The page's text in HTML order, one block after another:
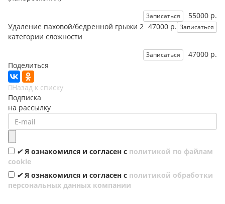
55000 р.
Записаться
Записаться
47000 р.
Удаление паховой/бедренной грыжи 2
категории сложности
47000 р.
Записаться
Поделиться
Назад к списку
Подписка
на рассылку
✔ Я ознакомился и согласен с политикой по файлам
cookie
✔ Я ознакомился и согласен с политикой обработки
персональных данных компании